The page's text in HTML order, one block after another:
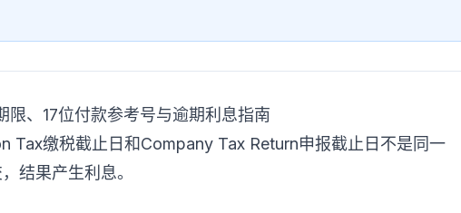
、17位付款参考号与逾期利息指南
Tax缴税截止日和Company Tax Return申报截止日不是同一
结果产生利息。